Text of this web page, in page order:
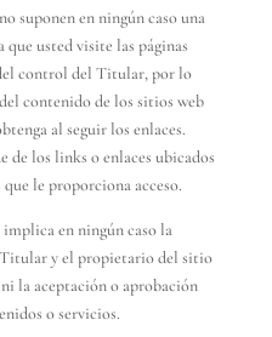
suponen en ningún caso una
que usted visite las páginas
control del Titular, por lo
contenido de los sitios web
al seguir los enlaces.
los links o enlaces ubicados
le proporciona acceso.
en ningún caso la
y el propietario del sitio
la aceptación o aprobación
o servicios.